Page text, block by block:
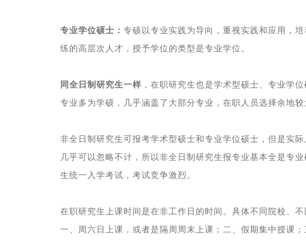
专业学位硕士：专硕以专业实践为导向，重视实践和应用，
练的高层次人才，授予学位的类型是专业学位。
同全日制研究生一样 ，在职研究生也是学术型硕士、专业学
专业多为学硕，几乎涵盖了大部分专业，在职人员选择余地
非全日制研究生可报考学术型硕士和专业学位硕士，但是实
几乎可以忽略不计，所以非全日制研究生报专业基本全是专
生统一入学考试，考试竞争激烈。
在职研究生上课时间是在非工作日的时间。具体不同院校、
一、周六日上课，或者是隔周周末上课；二、假期集中授课